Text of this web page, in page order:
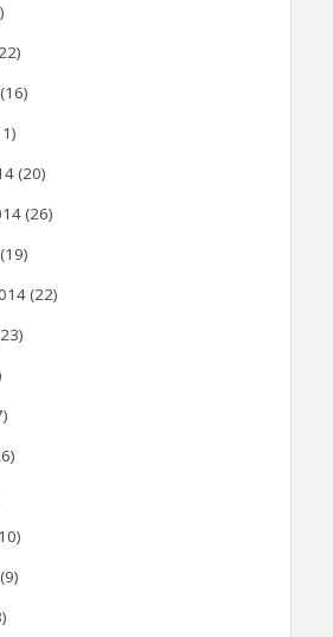
(16)
(20)
(26)
(22)